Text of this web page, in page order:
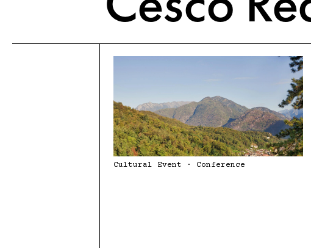
Ristorante
Banchetti e Matrimoni
Cultural Event · Conference